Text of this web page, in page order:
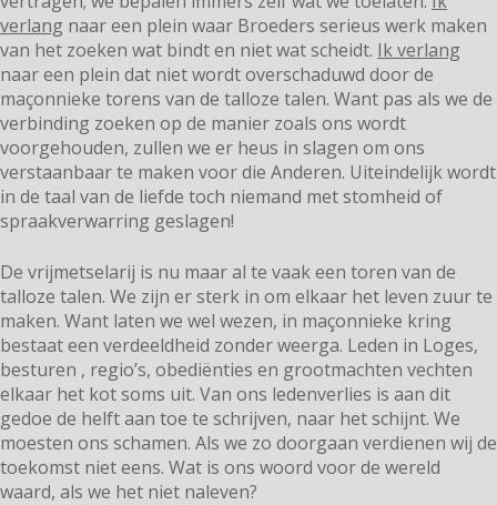
verlang naar een plein waar Broeders serieus werk maken
van het zoeken wat bindt en niet wat scheidt. Ik verlang
naar een plein dat niet wordt overschaduwd door de
maçonnieke torens van de talloze talen. Want pas als we de
verbinding zoeken op de manier zoals ons wordt
voorgehouden, zullen we er heus in slagen om ons
verstaanbaar te maken voor die Anderen. Uiteindelijk wordt
in de taal van de liefde toch niemand met stomheid of
spraakverwarring geslagen!
De vrijmetselarij is nu maar al te vaak een toren van de
talloze talen. We zijn er sterk in om elkaar het leven zuur te
maken. Want laten we wel wezen, in maçonnieke kring
bestaat een verdeeldheid zonder weerga. Leden in Loges,
besturen , regio’s, obediënties en grootmachten vechten
elkaar het kot soms uit. Van ons ledenverlies is aan dit
gedoe de helft aan toe te schrijven, naar het schijnt. We
moesten ons schamen. Als we zo doorgaan verdienen wij de
toekomst niet eens. Wat is ons woord voor de wereld
waard, als we het niet naleven?